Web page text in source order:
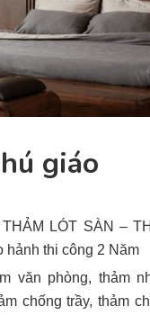
giáo
LÓT SÀN –
thi công 2 Năm
văn phòng, thảm
chống trầy, thảm